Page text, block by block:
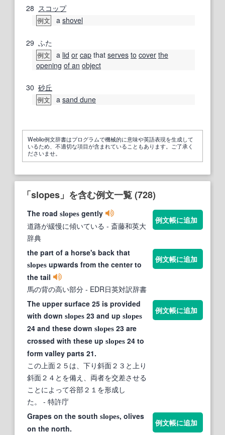
28 スコップ
例文 a shovel
29 ふた
例文 a lid or cap that serves to cover the
opening of an object
30 砂丘
例文 a sand dune
Weblio例文辞書はプログラムで機械的に意味や英語表現を生成して
いるため、不適切な項目が含まれていることもあります。ご了承く
ださいませ。
「slopes」を含む例文一覧 (728)
The road slopes gently
道路が緩慢に傾いている - 斎藤和英大
辞典
例文帳に追加
the part of a horse's back that
slopes upwards from the center to
the tail
馬の背の高い部分 - EDR日英対訳辞書
例文帳に追加
The upper surface 25 is provided
with down slopes 23 and up slopes
24 and these down slopes 23 are
crossed with these up slopes 24 to
form valley parts 21.
この上面２５は、下り斜面２３と上り
斜面２４とを備え、両者を交差させる
ことによって谷部２１を形成し
た。
- 特許庁
例文帳に追加
Grapes on the south slopes, olives
on the north.
例文帳に追加